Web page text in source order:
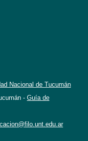
Nacional de Tucumán
- Guía de